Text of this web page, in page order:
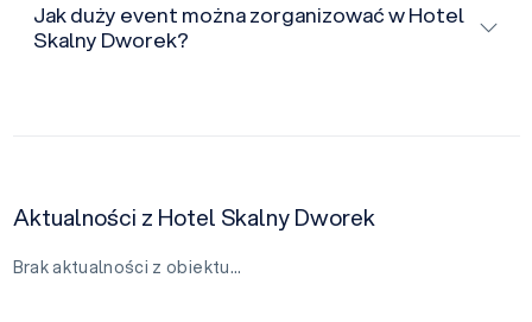
Jak duży event można zorganizować w Hotel
Skalny Dworek?
Aktualności z Hotel Skalny Dworek
Brak aktualności z obiektu…